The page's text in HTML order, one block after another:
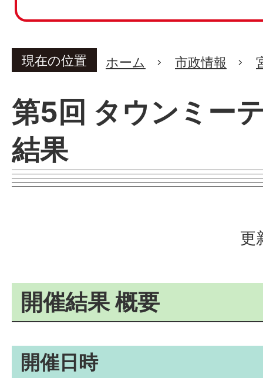
現在の位置 ホーム 市政情報
第5回 タウンミー
結果
更
開催結果 概要
開催日時